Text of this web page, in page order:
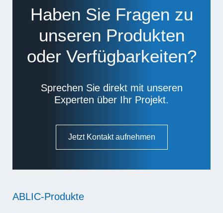
Haben Sie Fragen zu
unseren Produkten
oder Verfügbarkeiten?
Sprechen Sie direkt mit unseren
Experten über Ihr Projekt.
Jetzt Kontakt aufnehmen
ABLIC-Produkte